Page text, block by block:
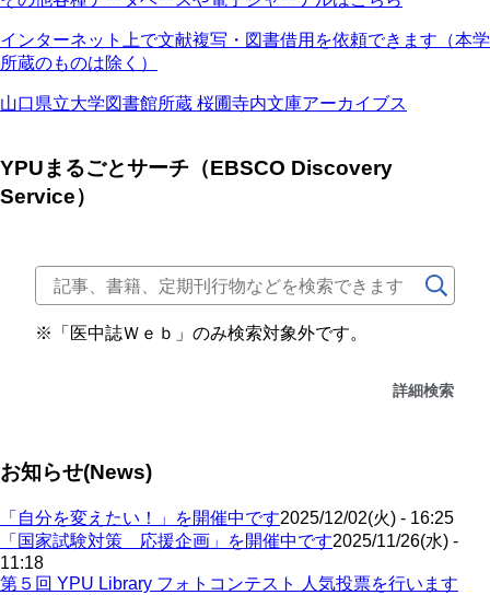
インターネット上で文献複写・図書借用を依頼できます（本学
所蔵のものは除く）
山口県立大学図書館所蔵 桜圃寺内文庫アーカイブス
YPUまるごとサーチ（EBSCO Discovery
Service）
※「医中誌Ｗｅｂ」のみ検索対象外です。
詳細検索
お知らせ(News)
「自分を変えたい！」を開催中です2025/12/02(火) - 16:25
「国家試験対策 応援企画」を開催中です2025/11/26(水) -
11:18
第５回 YPU Library フォトコンテスト 人気投票を行います